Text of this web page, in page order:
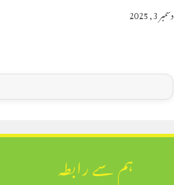
دسمبر 3, 2025
ہم سے رابطہ